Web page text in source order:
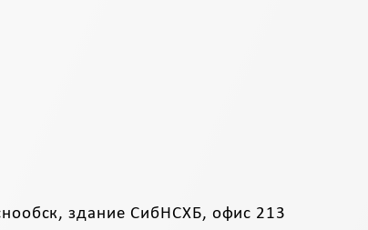
здание СибНСХБ, офис 213